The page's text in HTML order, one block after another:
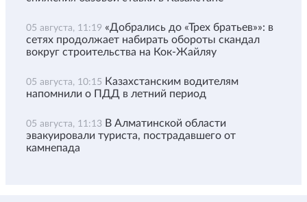
05 августа, 11:19 «Добрались до «Трех братьев»»: в
сетях продолжает набирать обороты скандал
вокруг строительства на Кок-Жайляу
05 августа, 10:15 Казахстанским водителям
напомнили о ПДД в летний период
05 августа, 11:13 В Алматинской области
эвакуировали туриста, пострадавшего от
камнепада